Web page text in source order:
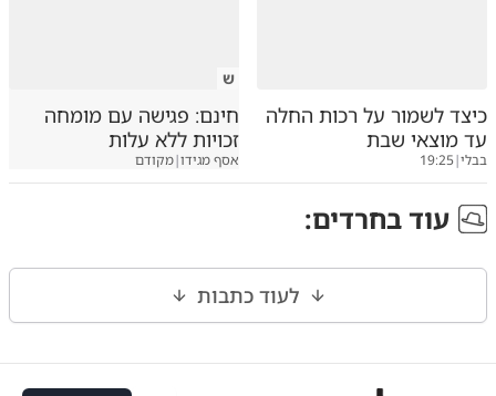
כיצד לשמור על רכות החלה
עד מוצאי שבת
בבלי|
19:25
ש
חינם: פגישה עם מומחה
זכויות ללא עלות
אסף מגידו|מקודם
עוד בחרדים:
לעוד כתבות